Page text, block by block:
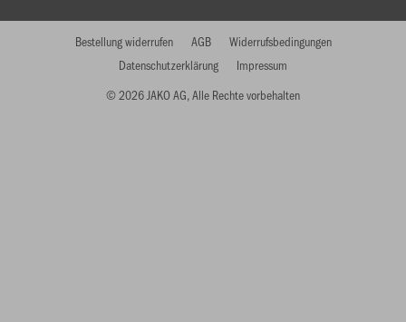
© 2026 JAKO AG, Alle Rechte vorbehalten
Bestellung widerrufen AGB
Widerrufsbedingungen
Datenschutzerklärung
Impressum